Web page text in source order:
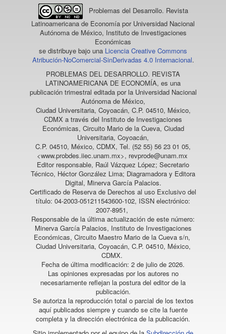
Problemas del Desarrollo. Revista
Latinoamericana de Economía por Universidad Nacional
Autónoma de México, Instituto de Investigaciones
Económicas
se distribuye bajo una Licencia Creative Commons
Atribución-NoComercial-SinDerivadas 4.0 Internacional.
PROBLEMAS DEL DESARROLLO. REVISTA
LATINOAMERICANA DE ECONOMÍA, es una
publicación trimestral editada por la Universidad Nacional
Autónoma de México,
Ciudad Universitaria, Coyoacán, C.P. 04510, México,
CDMX a través del Instituto de Investigaciones
Económicas, Circuito Mario de la Cueva, Ciudad
Universitaria, Coyoacán,
C.P. 04510, México, CDMX, Tel. (52 55) 56 23 01 05,
<www.probdes.iiec.unam.mx>, revprode@unam.mx
Editor responsable, Raúl Vázquez López; Secretario
Técnico, Héctor González Lima; Diagramadora y Editora
Digital, Minerva García Palacios.
Certificado de Reserva de Derechos al uso Exclusivo del
título: 04-2003-051211543600-102, ISSN electrónico:
2007-8951,
Responsable de la última actualización de este número:
Minerva García Palacios, Instituto de Investigaciones
Económicas, Circuito Maestro Mario de la Cueva s/n,
Ciudad Universitaria, Coyoacán, C.P. 04510, México,
CDMX.
Fecha de última modificación: 2 de julio de 2026.
Las opiniones expresadas por los autores no
necesariamente reflejan la postura del editor de la
publicación.
Se autoriza la reproducción total o parcial de los textos
aquí publicados siempre y cuando se cite la fuente
completa y la dirección electrónica de la publicación.